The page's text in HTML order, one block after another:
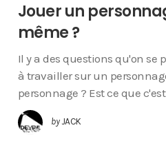
Jouer un
même ?
Il y a des questions qu'on se
à travailler sur un
personnage ? Est ce que
by JACK